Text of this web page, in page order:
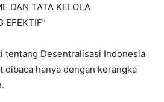
DAN TATA KELOLA
EFEKTIF”
tentang Desentralisasi Indonesia
dibaca hanya dengan kerangka